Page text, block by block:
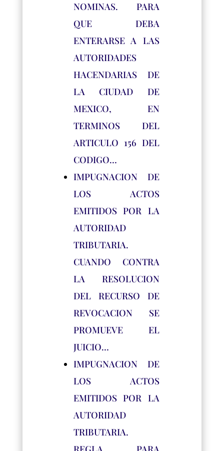
NOMINAS. PARA
QUE DEBA
ENTERARSE A LAS
AUTORIDADES
HACENDARIAS DE
LA CIUDAD DE
MEXICO, EN
TERMINOS DEL
ARTICULO 156 DEL
CODIGO…
IMPUGNACION DE
LOS ACTOS
EMITIDOS POR LA
AUTORIDAD
TRIBUTARIA.
CUANDO CONTRA
LA RESOLUCION
DEL RECURSO DE
REVOCACION SE
PROMUEVE EL
JUICIO…
IMPUGNACION DE
LOS ACTOS
EMITIDOS POR LA
AUTORIDAD
TRIBUTARIA.